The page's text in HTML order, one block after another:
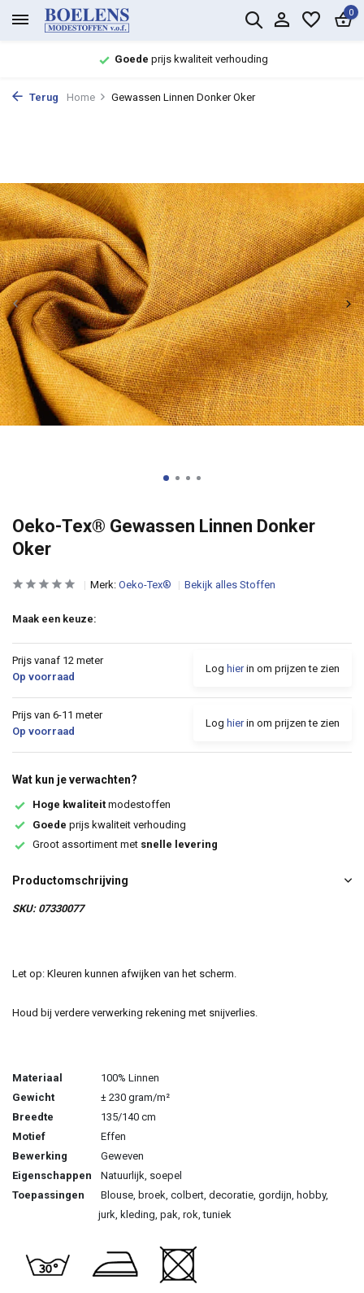
0
Goede prijs kwaliteit verhouding
Terug Home Gewassen Linnen Donker Oker
Oeko-Tex® Gewassen Linnen Donker
Oker
Merk: Oeko-Tex® Bekijk alles Stoffen
Maak een keuze:
Prijs vanaf 12 meter
Op voorraad
Log hierin om prijzen te zien
Prijs van 6-11 meter
Op voorraad
Log hierin om prijzen te zien
Wat kun je verwachten?
Hoge kwaliteit modestoffen
Goede prijs kwaliteit verhouding
Groot assortiment met snelle levering
Productomschrijving
SKU: 07330077
Let op: Kleuren kunnen afwijken van het scherm.
Houd bij verdere verwerking rekening met snijverlies.
Materiaal
100% Linnen
Gewicht
± 230 gram/m²
Breedte
135/140 cm
Motief
Effen
Bewerking
Geweven
Eigenschappen
Natuurlijk, soepel
Toepassingen
Blouse, broek, colbert, decoratie, gordijn, hobby,
jurk, kleding, pak, rok, tuniek